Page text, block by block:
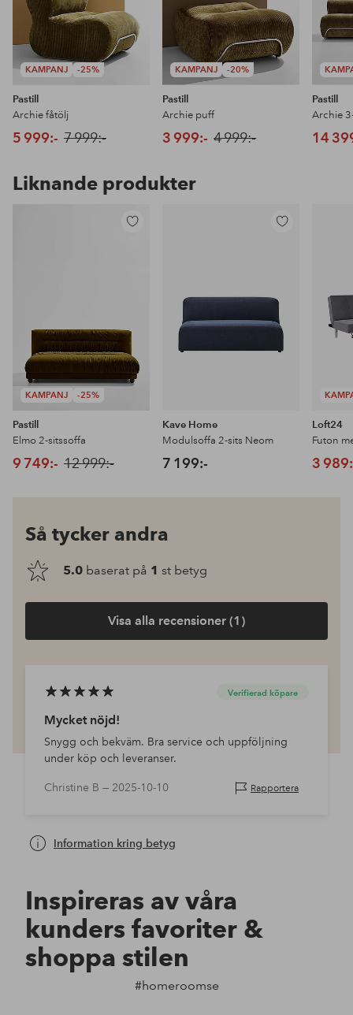
KAMPANJ -25%
Pastill
Archie fåtölj
5 999:- 7 999:-
KAMPANJ -20%
Pastill
Archie puff
3 999:- 4 999:-
Pastill
Archie
14
Liknande produkter
KAMPANJ -25%
Pastill
Elmo 2-sitssoffa
9 749:- 12 999:-
Kave Home
Modulsoffa 2-sits Neom
7 199:-
Loft24
Futon
3
Så tycker andra
5.0 baserat på 1 st betyg
Visa alla recensioner (1)
Verifierad köpare
Mycket nöjd!
Snygg och bekväm. Bra service och uppföljning
under köp och leveranser.
Christine B — 2025-10-10 Rapportera
Information kring betyg
Inspireras av våra
kunders favoriter &
shoppa stilen
#homeroomse